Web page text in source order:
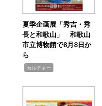
夏季企画展「秀吉・秀
長と和歌山」 和歌山
市立博物館で8月8日か
ら
カルチャー